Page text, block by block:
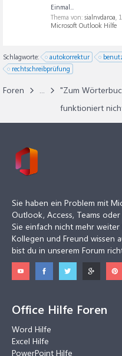
Einmal...
Thema von: sialnvdaroa,
Microsoft Outlook Hilfe
Schlagworte: autokorrektur
rechtschreibprüfung
Foren ...
"Zum
funktioniert
Sie haben ein Problem mit
Outlook, Access, Teams
Sie einfach nicht mehr
Kollegen und Freund wissen
bist du in unserem Forum
Office Hilfe Foren
Word Hilfe
Excel Hilfe
PowerPoint Hilfe